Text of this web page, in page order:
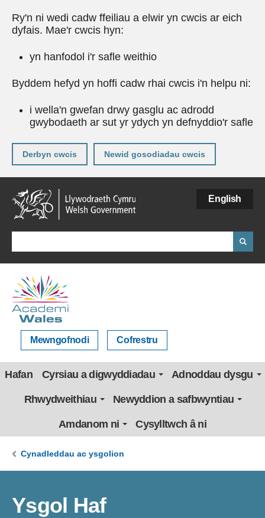
Ry'n ni wedi cadw ffeiliau a elwir yn cwcis ar eich
dyfais. Mae'r cwcis hyn:
yn hanfodol i'r safle weithio
Byddem hefyd yn hoffi cadw rhai cwcis i'n helpu ni:
i wella'n gwefan drwy gasglu ac adrodd
gwybodaeth ar sut yr ydych yn defnyddio'r safle
Derbyn cwcis Newid gosodiadau cwcis
Neidio
i'r
prif
gynnwy
English
Mewngofnodi Cofrestru
Hafan Cyrsiau a digwyddiadau Adnoddau dysgu
Rhwydweithiau Newyddion a safbwyntiau
Amdanom ni Cysylltwch â ni
Cynadleddau ac ysgolion
Ysgol Haf